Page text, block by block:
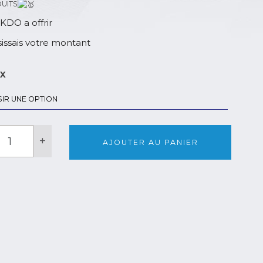
a offrir
votre montant
+ AJOUTER AU PANIER